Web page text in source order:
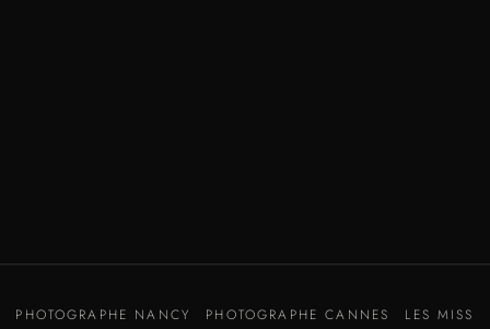
PHOTOGRAPHE NANCY PHOTOGRAPHE CANNES LES MISS